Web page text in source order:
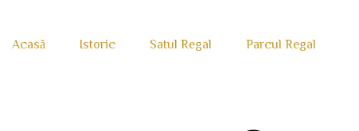
Acasă Istoric Satul Regal Parcul Regal